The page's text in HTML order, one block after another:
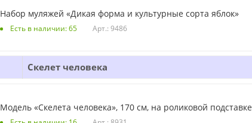
Набор муляжей «Дикая форма и культурные сорта яблок»
Есть в наличии: 65 Арт.: 9486
Скелет человека
Модель «Скелета человека», 170 см, на роликовой подставке